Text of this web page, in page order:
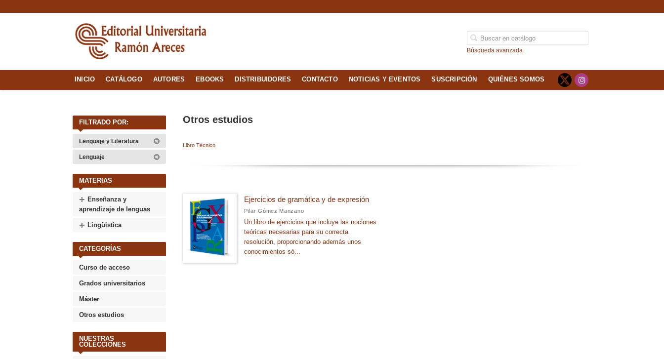
Búsqueda avanzada
INICIO CATÁLOGO AUTORES EBOOKS DISTRIBUIDORES CONTACTO NOTICIAS Y EVENTOS SUSCRIPCIÓN QUIÉNES SOMOS
FILTRADO POR:
Lenguaje y Literatura
Lenguaje
MATERIAS
+ Enseñanza y
aprendizaje de lenguas
+ Lingüistica
CATEGORÍAS
Curso de acceso
Grados universitarios
Máster
Otros estudios
NUESTRAS
COLECCIONES
Otros estudios
Libro Técnico
Ejercicios de gramática y de expresión
Pilar Gómez Manzano
Un libro de ejercicios que incluye las nociones
teóricas necesarias para su correcta
resolución, proporcionando además unos
conocimientos só...